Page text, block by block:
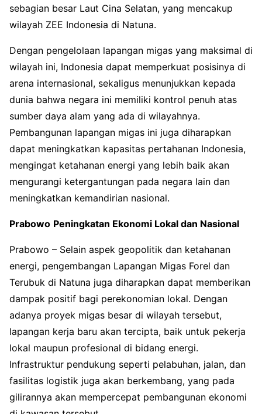
sebagian besar Laut Cina Selatan, yang mencakup
wilayah ZEE Indonesia di Natuna.
Dengan pengelolaan lapangan migas yang maksimal di
wilayah ini, Indonesia dapat memperkuat posisinya di
arena internasional, sekaligus menunjukkan kepada
dunia bahwa negara ini memiliki kontrol penuh atas
sumber daya alam yang ada di wilayahnya.
Pembangunan lapangan migas ini juga diharapkan
dapat meningkatkan kapasitas pertahanan Indonesia,
mengingat ketahanan energi yang lebih baik akan
mengurangi ketergantungan pada negara lain dan
meningkatkan kemandirian nasional.
Prabowo Peningkatan Ekonomi Lokal dan Nasional
Prabowo – Selain aspek geopolitik dan ketahanan
energi, pengembangan Lapangan Migas Forel dan
Terubuk di Natuna juga diharapkan dapat memberikan
dampak positif bagi perekonomian lokal. Dengan
adanya proyek migas besar di wilayah tersebut,
lapangan kerja baru akan tercipta, baik untuk pekerja
lokal maupun profesional di bidang energi.
Infrastruktur pendukung seperti pelabuhan, jalan, dan
fasilitas logistik juga akan berkembang, yang pada
gilirannya akan mempercepat pembangunan ekonomi